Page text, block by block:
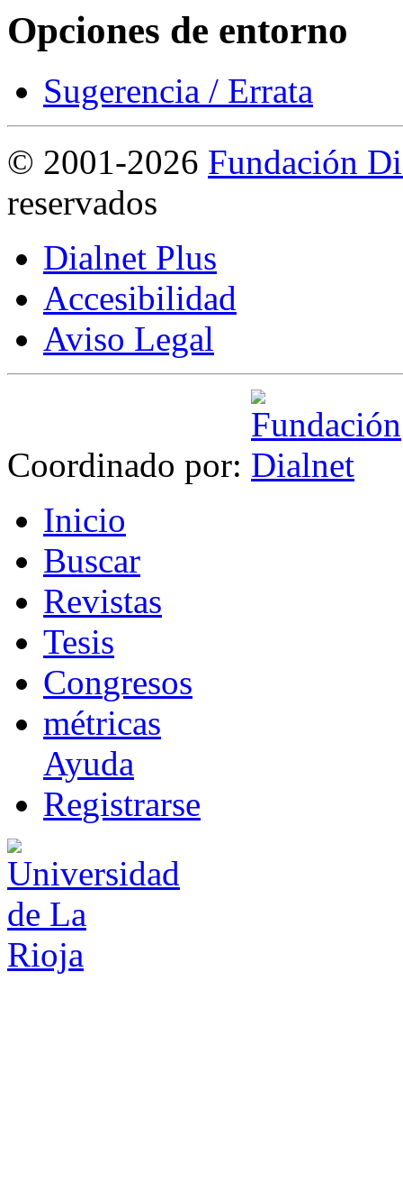
Opciones de entorno
Sugerencia / Errata
© 2001-2026 Fundación
reservados
Dialnet Plus
Accesibilidad
Aviso Legal
Coordinado por:
Inicio
Buscar
Revistas
Tesis
Congresos
métricas
Ayuda
Registrarse